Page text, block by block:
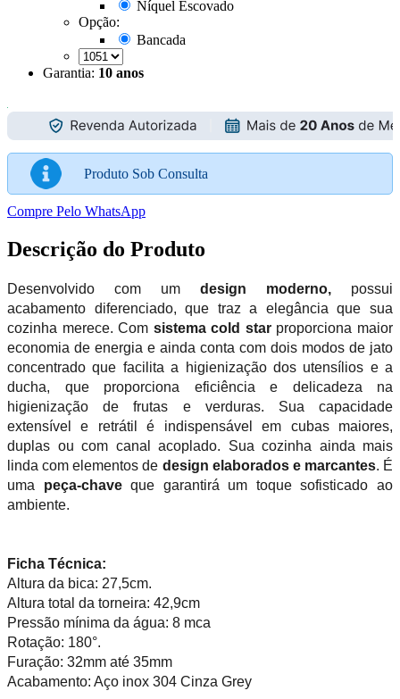
Níquel Escovado
Opção:
Bancada
Garantia: 10 anos
Produto Sob Consulta
Compre Pelo WhatsApp
Descrição do Produto
Desenvolvido com um design moderno, possui
acabamento diferenciado, que traz a elegância que sua
cozinha merece. Com sistema cold starproporciona maior
economia de energia e ainda conta com dois modos de jato
concentrado que facilita a higienização dos utensílios e a
ducha, que proporciona eficiência e delicadeza na
higienização de frutas e verduras. Sua capacidade
extensível e retrátil é indispensável em cubas maiores,
duplas ou com canal acoplado. Sua cozinha ainda mais
linda com elementos de design elaborados e marcantes. É
uma peça-chaveque garantirá um toque sofisticado ao
ambiente.
Ficha Técnica:
Altura da bica: 27,5cm.
Altura total da torneira: 42,9cm
Pressão mínima da água: 8 mca
Rotação: 180°.
Furação: 32mm até 35mm
Acabamento: Aço inox 304 Cinza Grey